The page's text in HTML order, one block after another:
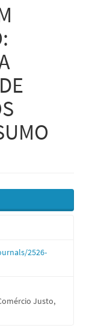
2526-
Justo,